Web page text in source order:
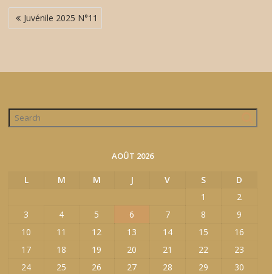
Navigation
de
Juvénile 2025 N°11
AOÛT 2026
L M M J V S
D
1
2
3
4 5 6 7 8
9
10
11 12 13 14 15
16
17
18 19 20 21 22
23
24
25 26 27 28 29
30